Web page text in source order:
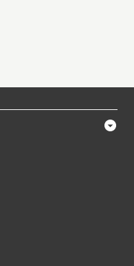
と解けない課題に分解する力
スの特徴と価格モデルを把握
改善を AI で実現した実績
: 経営層にも現場にも理解で
きる？